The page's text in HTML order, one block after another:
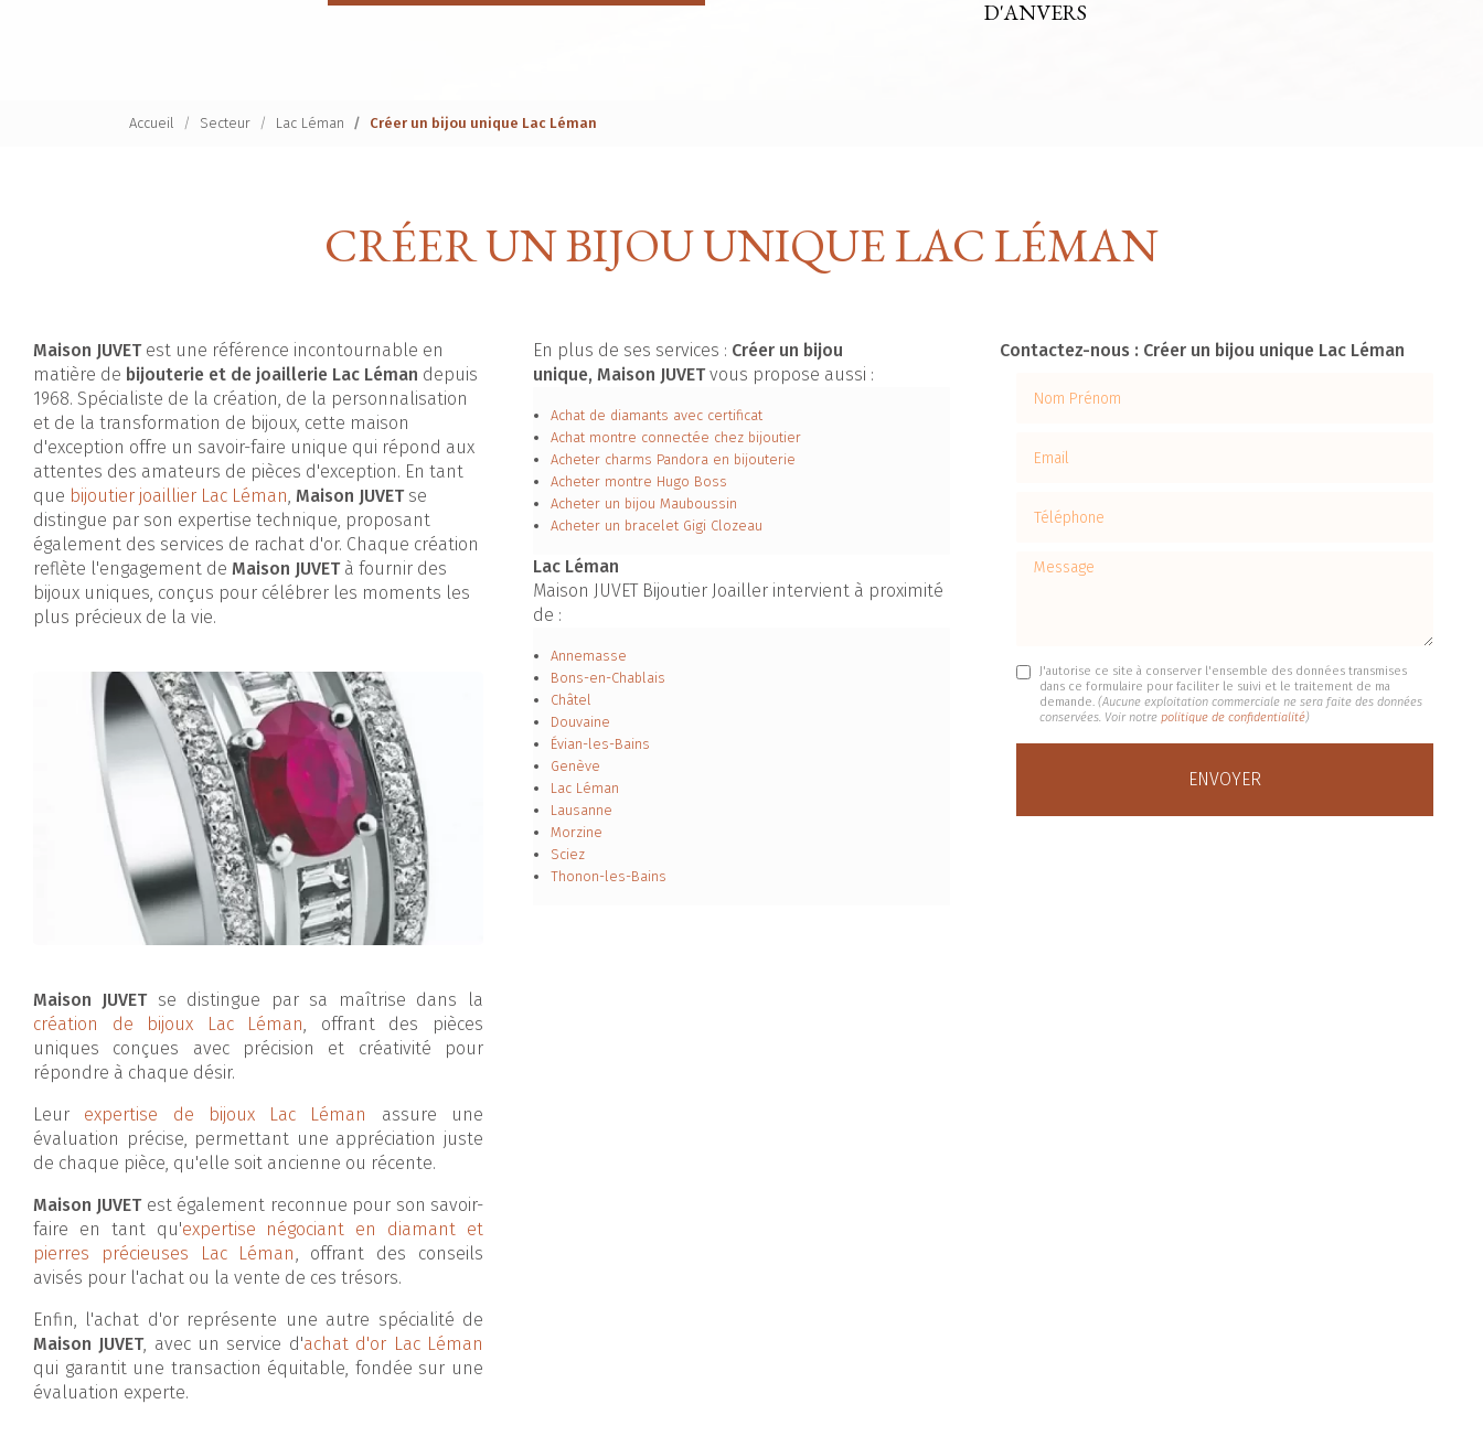
D'ANVERS
Accueil Secteur Lac Léman Créer un bijou unique Lac Léman
CRÉER UN BIJOU UNIQUE LAC LÉMAN
Maison JUVETest une référence incontournable en
matière de bijouterie et de joaillerie Lac Léman depuis
1968. Spécialiste de la création, de la personnalisation
et de la transformation de bijoux, cette maison
d'exception offre un savoir-faire unique qui répond aux
attentes des amateurs de pièces d'exception. En tant
que bijoutier joaillier Lac Léman, Maison JUVETse
distingue par son expertise technique, proposant
également des services de rachat d'or. Chaque création
reflète l'engagement de Maison JUVETà fournir des
bijoux uniques, conçus pour célébrer les moments les
plus précieux de la vie.
Maison JUVETse distingue par sa maîtrise dans la
création de bijoux Lac Léman
, offrant des pièces
uniques conçues avec précision et créativité pour
répondre à chaque désir.
Leur expertise de bijoux Lac Léman
assure une
évaluation précise, permettant une appréciation juste
de chaque pièce, qu'elle soit ancienne ou récente.
Maison JUVETest également reconnue pour son savoir-
faire en tant qu'expertise négociant en diamant et
pierres précieuses Lac Léman
, offrant des conseils
avisés pour l'achat ou la vente de ces trésors.
Enfin, l'achat d'or représente une autre spécialité de
Maison JUVET, avec un service d'achat d'or Lac Léman
qui garantit une transaction équitable, fondée sur une
évaluation experte.
En plus de ses services : Créer un bijou
unique, Maison JUVETvous propose aussi :
Achat de diamants avec certificat
Achat montre connectée chez bijoutier
Acheter charms Pandora en bijouterie
Acheter montre Hugo Boss
Acheter un bijou Mauboussin
Acheter un bracelet Gigi Clozeau
Lac Léman
Maison JUVET Bijoutier Joailler intervient à proximité
de :
Annemasse
Bons-en-Chablais
Châtel
Douvaine
Évian-les-Bains
Genève
Lac Léman
Lausanne
Morzine
Sciez
Thonon-les-Bains
Contactez-nous : Créer un bijou unique Lac Léman
Message
J'autorise ce site à conserver l'ensemble des données transmises
dans ce formulaire pour faciliter le suivi et le traitement de ma
demande. (Aucune exploitation commerciale ne sera faite des données
conservées. Voir notre politique de confidentialité)